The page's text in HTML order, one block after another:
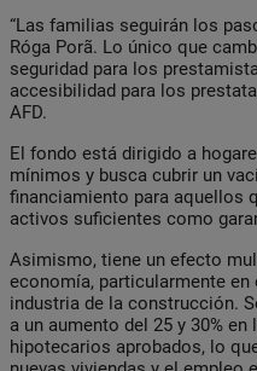
“Las familias seguirán los
Róga Porã. Lo único que
seguridad para los
accesibilidad para los
AFD.
El fondo está dirigido a
mínimos y busca cubrir un
financiamiento para aquellos
activos suficientes como
Asimismo, tiene un efecto
economía, particularmente
industria de la construcción.
a un aumento del 25 y 30%
hipotecarios aprobados, lo